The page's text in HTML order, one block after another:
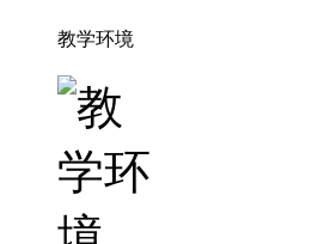
教学环境